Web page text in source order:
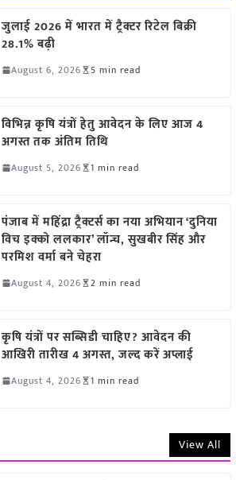
जुलाई 2026 में भारत में ट्रैक्टर रिटेल बिक्री
28.1% बढ़ी
August 6, 2026 5 min read
विभिन्न कृषि यंत्रों हेतु आवेदन के लिए आज 4
अगस्त तक अंतिम तिथि
August 5, 2026 1 min read
पंजाब में महिंद्रा ट्रैक्टर्स का नया अभियान ‘दुनिया
विच इक्को ललकार’ लॉन्च, सुखबीर सिंह और
परमिश वर्मा बने चेहरा
August 4, 2026 2 min read
कृषि यंत्रों पर सब्सिडी चाहिए? आवेदन की
आखिरी तारीख 4 अगस्त, जल्द करें अप्लाई
August 4, 2026 1 min read
View All